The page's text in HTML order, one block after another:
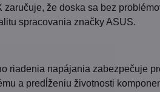
že doska sa bez
spracovania značky ASUS.
riadenia napájania zabezpečuje
a predĺženiu životnosti